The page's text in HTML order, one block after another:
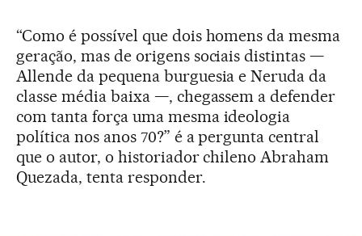
“Como é possível que dois homens da mesma
geração, mas de origens sociais distintas —
Allende da pequena burguesia e Neruda da
classe média baixa —, chegassem a defender
com tanta força uma mesma ideologia
política nos anos 70?” é a pergunta central
que o autor, o historiador chileno Abraham
Quezada, tenta responder.